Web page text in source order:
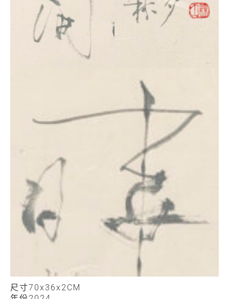
尺寸70x36x2CM